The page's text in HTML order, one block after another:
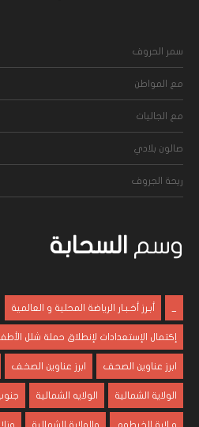
سمر الحروف
مع المواطن
مع الجاليات
صالون بلادي
ريحة الجروف
وسم السحابة
أبـرز أخـبـار الرياضة المحلية و العالمية
إكتمال الإستعدادات لإنطلاق حملة شلل
ابرز عناوين الصحف ابرز عناوين الصخف
الولاية الشمالية الولايه الشمالية
و لاية الخرطوم والولاية الشمالية